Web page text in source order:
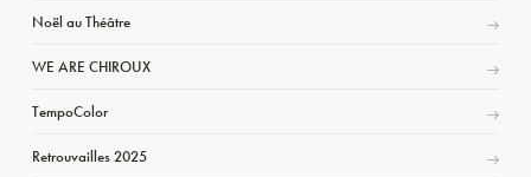
Noël au Théâtre
WE ARE CHIROUX
TempoColor
Retrouvailles 2025